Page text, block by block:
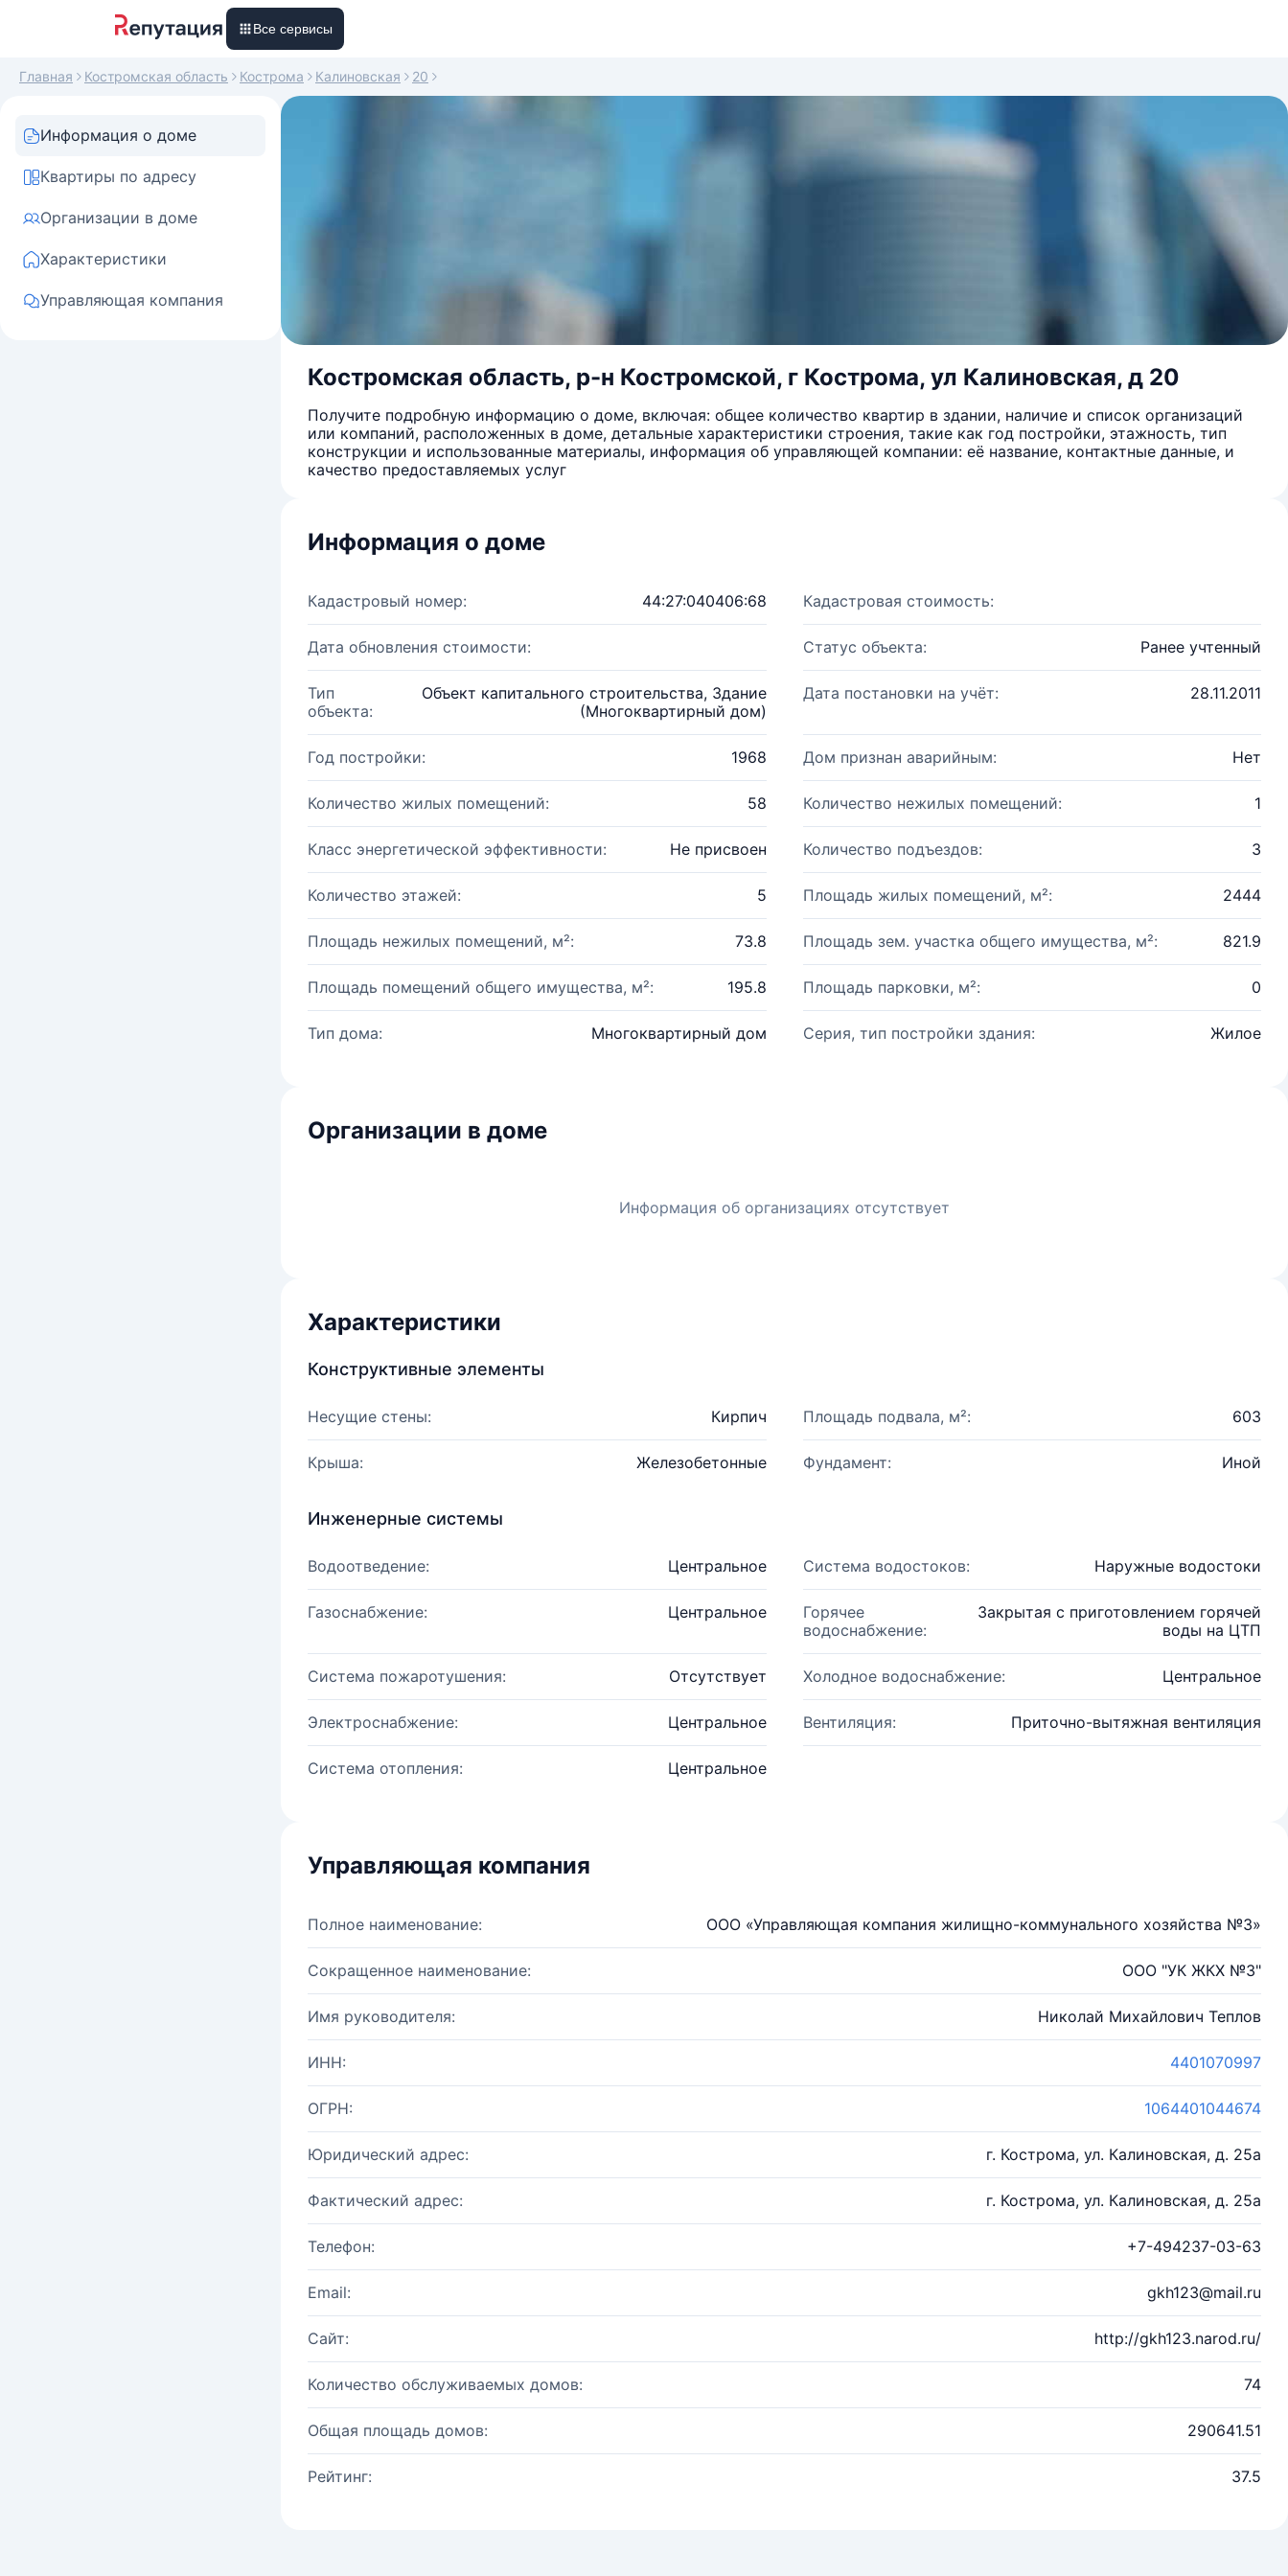
Все сервисы
Главная Костромская область Кострома Калиновская 20
Информация о доме
Квартиры по адресу
Организации в доме
Характеристики
Управляющая компания
Костромская область, р-н Костромской, г Кострома, ул Калиновская, д 20
Получите подробную информацию о доме, включая: общее количество квартир в здании, наличие и список организаций
или компаний, расположенных в доме, детальные характеристики строения, такие как год постройки, этажность, тип
конструкции и использованные материалы, информация об управляющей компании: её название, контактные данные, и
качество предоставляемых услуг
Информация о доме
Кадастровый номер: 44:27:040406:68 Кадастровая стоимость:
Дата обновления стоимости: Статус объекта: Ранее учтенный
Тип
объекта:
Объект капитального строительства, Здание
(Многоквартирный дом)
Дата постановки на учёт: 28.11.2011
Год постройки: 1968 Дом признан аварийным: Нет
Количество жилых помещений: 58 Количество нежилых помещений: 1
Класс энергетической эффективности: Не присвоен Количество подъездов: 3
Количество этажей: 5 Площадь жилых помещений, м²: 2444
Площадь нежилых помещений, м²: 73.8 Площадь зем. участка общего имущества, м²: 821.9
Площадь помещений общего имущества, м²: 195.8 Площадь парковки, м²: 0
Тип дома: Многоквартирный дом Серия, тип постройки здания: Жилое
Организации в доме
Информация об организациях отсутствует
Характеристики
Конструктивные элементы
Несущие стены: Кирпич Площадь подвала, м²: 603
Крыша: Железобетонные Фундамент: Иной
Инженерные системы
Водоотведение: Центральное Система водостоков: Наружные водостоки
Газоснабжение: Центральное
Горячее
водоснабжение:
Закрытая с приготовлением горячей
воды на ЦТП
Система пожаротушения: Отсутствует Холодное водоснабжение: Центральное
Электроснабжение: Центральное Вентиляция: Приточно-вытяжная вентиляция
Система отопления: Центральное
Управляющая компания
Полное наименование: ООО «Управляющая компания жилищно-коммунального хозяйства №3»
Сокращенное наименование: ООО "УК ЖКХ №3"
Имя руководителя: Николай Михайлович Теплов
ИНН: 4401070997
ОГРН: 1064401044674
Юридический адрес: г. Кострома, ул. Калиновская, д. 25а
Фактический адрес: г. Кострома, ул. Калиновская, д. 25а
Телефон: +7-494237-03-63
Email: gkh123@mail.ru
Сайт: http://gkh123.narod.ru/
Количество обслуживаемых домов: 74
Общая площадь домов: 290641.51
Рейтинг: 37.5